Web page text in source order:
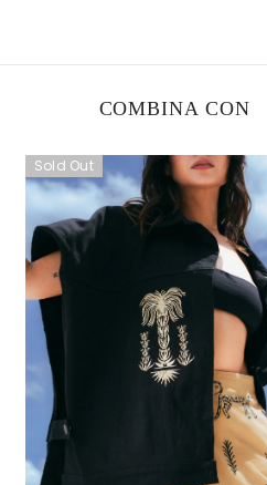
COMBINA CON
Sold Out